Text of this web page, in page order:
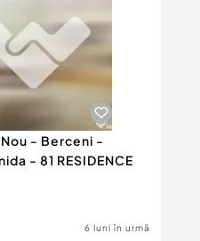
- Berceni -
- 81 RESIDENCE
6 luni în urmă